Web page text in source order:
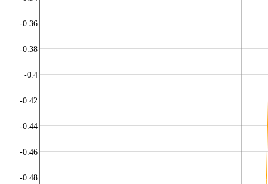
-0.48
-0.46
-0.44
-0.42
-0.4
-0.38
-0.36